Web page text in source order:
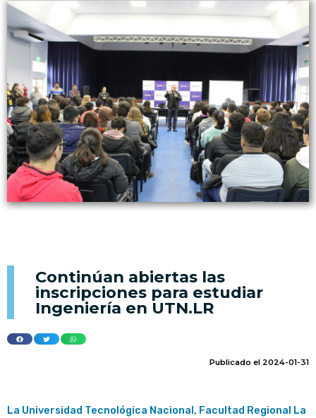
Continúan abiertas las
inscripciones para estudiar
Ingeniería en UTN.LR
Publicado el 2024-01-31
La Universidad Tecnológica Nacional, Facultad Regional La